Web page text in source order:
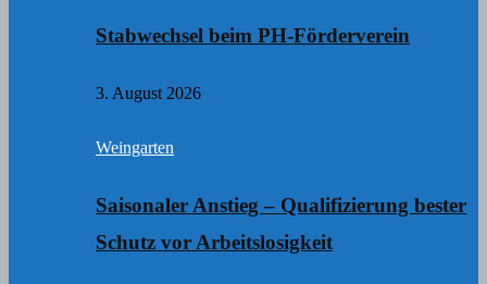
Stabwechsel beim PH-Förderverein
3. August 2026
Weingarten
Saisonaler Anstieg – Qualifizierung bester
Schutz vor Arbeitslosigkeit